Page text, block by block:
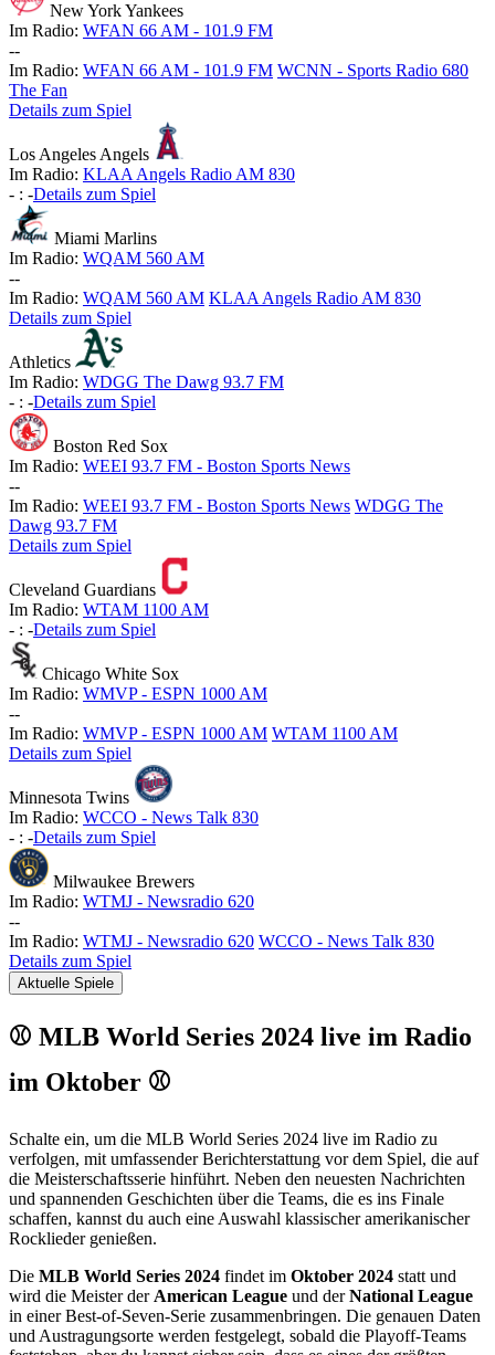
New York Yankees
Im Radio: WFAN 66 AM - 101.9 FM
--
Im Radio: WFAN 66 AM - 101.9 FM WCNN - Sports Radio 680
The Fan
Details zum Spiel
Los Angeles Angels
Im Radio: KLAA Angels Radio AM 830
- : -Details zum Spiel
Miami Marlins
Im Radio: WQAM 560 AM
--
Im Radio: WQAM 560 AM KLAA Angels Radio AM 830
Details zum Spiel
Athletics
Im Radio: WDGG The Dawg 93.7 FM
- : -Details zum Spiel
Boston Red Sox
Im Radio: WEEI 93.7 FM - Boston Sports News
--
Im Radio: WEEI 93.7 FM - Boston Sports News WDGG The
Dawg 93.7 FM
Details zum Spiel
Cleveland Guardians
Im Radio: WTAM 1100 AM
- : -Details zum Spiel
Chicago White Sox
Im Radio: WMVP - ESPN 1000 AM
--
Im Radio: WMVP - ESPN 1000 AM WTAM 1100 AM
Details zum Spiel
Minnesota Twins
Im Radio: WCCO - News Talk 830
- : -Details zum Spiel
Milwaukee Brewers
Im Radio: WTMJ - Newsradio 620
--
Im Radio: WTMJ - Newsradio 620 WCCO - News Talk 830
Details zum Spiel
Aktuelle Spiele
⚾ MLB World Series 2024 live im Radio
im Oktober ⚾
Schalte ein, um die MLB World Series 2024 live im Radio zu
verfolgen, mit umfassender Berichterstattung vor dem Spiel, die auf
die Meisterschaftsserie hinführt. Neben den neuesten Nachrichten
und spannenden Geschichten über die Teams, die es ins Finale
schaffen, kannst du auch eine Auswahl klassischer amerikanischer
Rocklieder genießen.
Die MLB World Series 2024 findet im Oktober 2024 statt und
wird die Meister der American League und derNational League
in einer Best-of-Seven-Serie zusammenbringen. Die genauen Daten
und Austragungsorte werden festgelegt, sobald die Playoff-Teams